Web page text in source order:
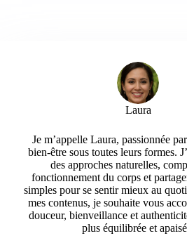
Laura
Je m’appelle Laura, passionnée
bien-être sous toutes leurs formes.
des approches naturelles,
fonctionnement du corps et
simples pour se sentir mieux au
mes contenus, je souhaite vous
douceur, bienveillance et
plus équilibrée et